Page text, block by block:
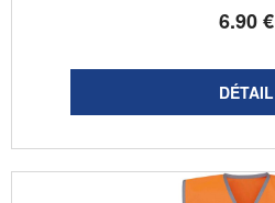
6.90€